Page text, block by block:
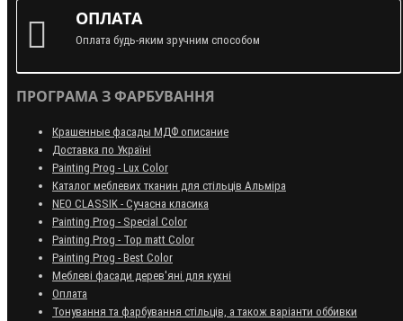
ОПЛАТА
Оплата будь-яким зручним способом
ПРОГРАМА З ФАРБУВАННЯ
Крашенные фасады МДФ описание
Доставка по Україні
Painting Prog - Lux Color
Каталог меблевих тканин для стільців Альміра
NEO CLASSIK - Сучасна класика
Painting Prog - Special Color
Painting Prog - Top matt Color
Painting Prog - Best Color
Меблеві фасади дерев'яні для кухні
Оплата
Тонування та фарбування стільців, а також варіанти оббивки